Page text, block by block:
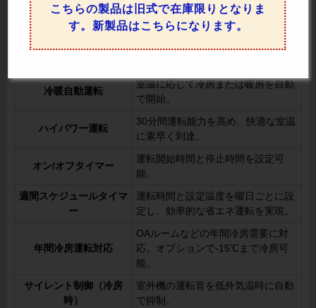
左右風向切換 リモコンで左右の風向を変更可能。
室温や設定温度に応じてファンの回
冷暖自動運転
室温に応じて冷房または暖房を自動
で開始。
ハイパワー運転
30分間運転能力を高め、快適な室温
に素早く到達。
オン/オフタイマー
運転開始時間と停止時間を設定可
能。
週間スケジュールタイマ
ー
運転時間と設定温度を曜日ごとに設
定し、効率的な省エネ運転を実現。
年間冷房運転対応
OAルームなどの年間冷房需要に対
応。オプションで-15℃まで冷房可
能。
サイレント制御（冷房
時）
室外機の運転音を低外気温時に自動
で抑制。
こちらの製品は旧式で在庫限りとなりま
す。新製品はこちらになります。